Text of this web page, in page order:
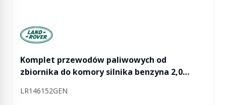
Manufactured by Land rover
Komplet przewodów paliwowych od
zbiornika do komory silnika benzyna 2,0
SC V6 / 5,0 SC V8 RR Velar
LR146152GEN